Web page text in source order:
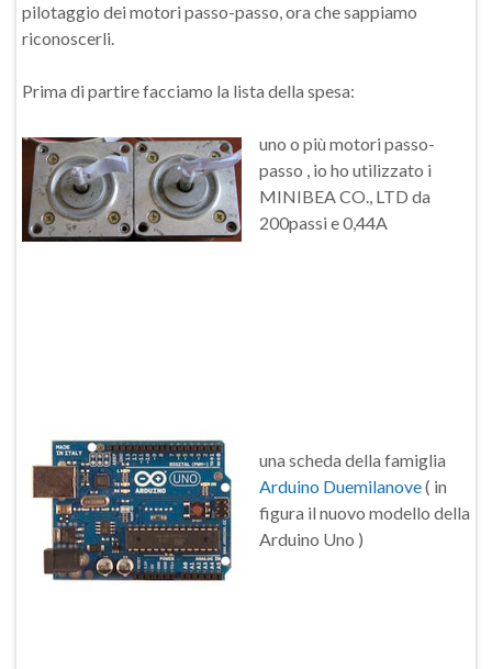
pilotaggio dei motori passo-passo, ora che sappiamo
riconoscerli.
Prima di partire facciamo la lista della spesa:
uno o più motori passo-
passo , io ho utilizzato i
MINIBEA CO., LTD da
200passi e 0,44A
una scheda della famiglia
Arduino Duemilanove( in
figura il nuovo modello della
Arduino Uno )